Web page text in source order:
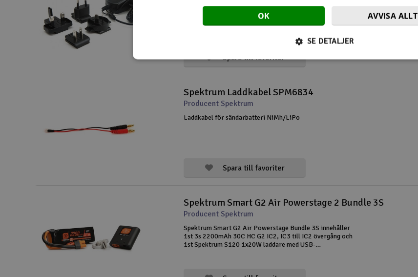
Laddare för sändarbatteri SPMA9602
Spara till favoriter
Spektrum Laddkabel SPM6834
Producent Spektrum
Laddkabel för sändarbatteri NiMh/LiPo
Spara till favoriter
Spektrum Smart G2 Air Powerstage 2 Bundle 3S
Producent Spektrum
Spektrum Smart G2 Air Powerstage Bundle 3S innehåller
1st 3s 2200mAh 30C HC G2 IC2, IC3 till IC2 övergång och
1st Spektrum S120 1x20W laddare med USB-
OK AVVISA ALLT
SE DETALJER